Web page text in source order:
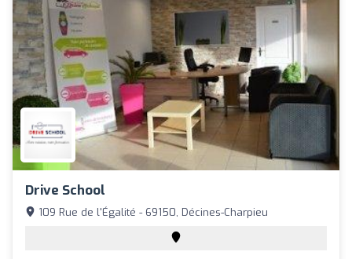
Drive School
109 Rue de l'Égalité - 69150, Décines-Charpieu